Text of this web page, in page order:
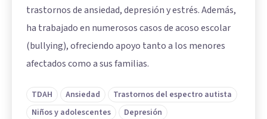
trastornos de ansiedad, depresión y estrés. Además,
ha trabajado en numerosos casos de acoso escolar
(bullying), ofreciendo apoyo tanto a los menores
afectados como a sus familias.
TDAH Ansiedad
Trastornos del espectro autista
Niños y adolescentes
Depresión